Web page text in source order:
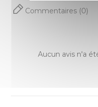
Couleur
Commentaires (0)
Aucun avis n'a